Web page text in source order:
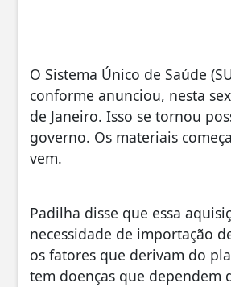
O Sistema Único de Saúde
conforme anunciou, nesta
de Janeiro. Isso se tornou
governo. Os materiais
vem.
Padilha disse que essa
necessidade de importação
os fatores que derivam do
tem doenças que dependem